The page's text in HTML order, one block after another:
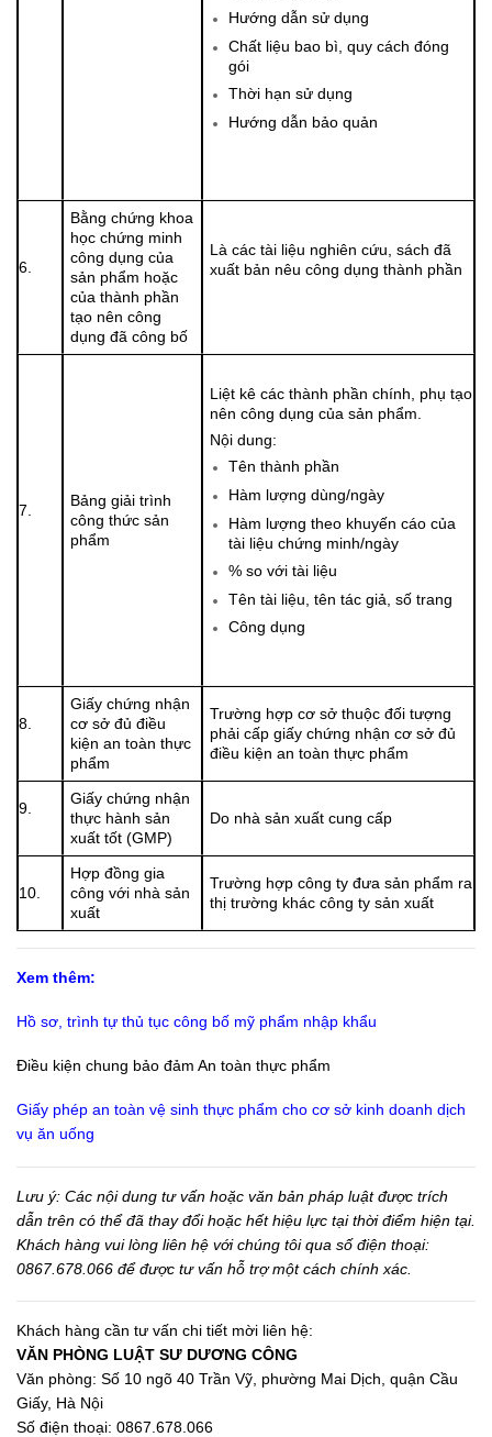
Hướng dẫn sử dụng
Chất liệu bao bì, quy cách đóng
gói
Thời hạn sử dụng
Hướng dẫn bảo quản
6.
Bằng chứng khoa
học chứng minh
công dụng của
sản phẩm hoặc
của thành phần
tạo nên công
dụng đã công bố
Là các tài liệu nghiên cứu, sách đã
xuất bản nêu công dụng thành phần
7.
Bảng giải trình
công thức sản
phẩm
Liệt kê các thành phần chính, phụ tạo
nên công dụng của sản phẩm.
Nội dung:
Tên thành phần
Hàm lượng dùng/ngày
Hàm lượng theo khuyến cáo của
tài liệu chứng minh/ngày
% so với tài liệu
Tên tài liệu, tên tác giả, số trang
Công dụng
8.
Giấy chứng nhận
cơ sở đủ điều
kiện an toàn thực
phẩm
Trường hợp cơ sở thuộc đối tượng
phải cấp giấy chứng nhận cơ sở đủ
điều kiện an toàn thực phẩm
9.
Giấy chứng nhận
thực hành sản
xuất tốt (GMP)
Do nhà sản xuất cung cấp
10.
Hợp đồng gia
công với nhà sản
xuất
Trường hợp công ty đưa sản phẩm ra
thị trường khác công ty sản xuất
Xem thêm:
Hồ sơ, trình tự thủ tục công bố mỹ phẩm nhập khẩu
Điều kiện chung bảo đảm An toàn thực phẩm
Giấy phép an toàn vệ sinh thực phẩm cho cơ sở kinh doanh dịch
vụ ăn uống
Lưu ý: Các nội dung tư vấn hoặc văn bản pháp luật được trích
dẫn trên có thể đã thay đổi hoặc hết hiệu lực tại thời điểm hiện tại.
Khách hàng vui lòng liên hệ với chúng tôi qua số điện thoại:
0867.678.066 để được tư vấn hỗ trợ một cách chính xác.
Khách hàng cần tư vấn chi tiết mời liên hệ:
VĂN PHÒNG LUẬT SƯ DƯƠNG CÔNG
Văn phòng: Số 10 ngõ 40 Trần Vỹ, phường Mai Dịch, quận Cầu
Giấy, Hà Nội
Số điện thoại: 0867.678.066